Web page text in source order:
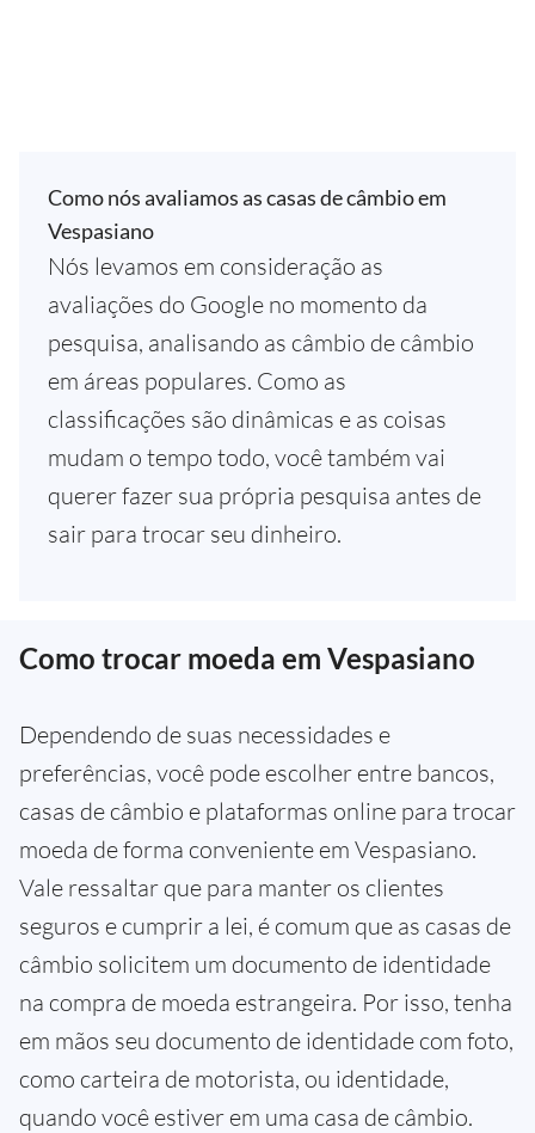
Como nós avaliamos as casas de câmbio em
Vespasiano
Nós levamos em consideração as
avaliações do Google no momento da
pesquisa, analisando as câmbio de câmbio
em áreas populares. Como as
classificações são dinâmicas e as coisas
mudam o tempo todo, você também vai
querer fazer sua própria pesquisa antes de
sair para trocar seu dinheiro.
Como trocar moeda em Vespasiano
Dependendo de suas necessidades e
preferências, você pode escolher entre bancos,
casas de câmbio e plataformas online para trocar
moeda de forma conveniente em Vespasiano.
Vale ressaltar que para manter os clientes
seguros e cumprir a lei, é comum que as casas de
câmbio solicitem um documento de identidade
na compra de moeda estrangeira. Por isso, tenha
em mãos seu documento de identidade com foto,
como carteira de motorista, ou identidade,
quando você estiver em uma casa de câmbio.